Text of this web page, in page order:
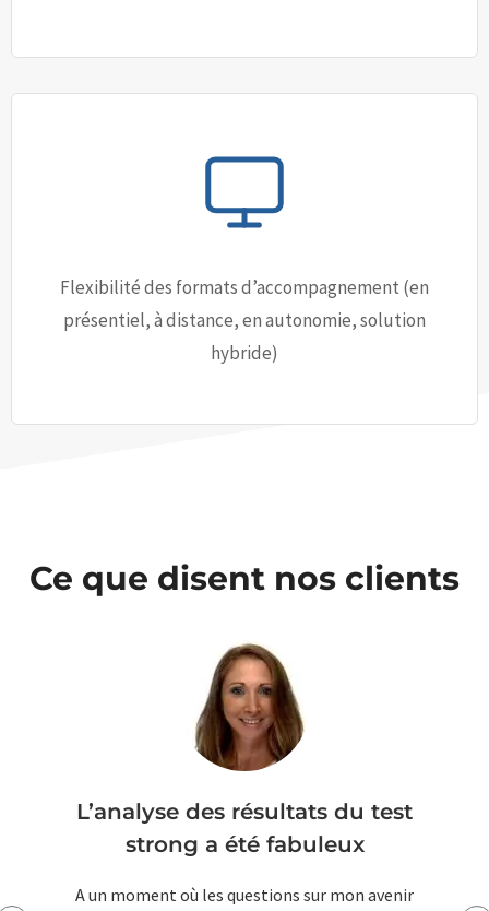
Flexibilité des formats d’accompagnement (en
présentiel, à distance, en autonomie, solution
hybride)
Ce que disent nos clients
L’analyse des résultats du test
strong a été fabuleux
A un moment où les questions sur mon avenir